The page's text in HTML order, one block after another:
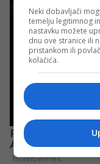
Neki dobavljači
temelju legitimnog
nastavku možete
dnu ove stranice ili
pristankom ili
kolačića.